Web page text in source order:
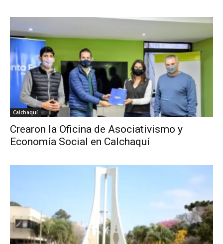
Calchaquí
Crearon la Oficina de Asociativismo y
Economía Social en Calchaquí